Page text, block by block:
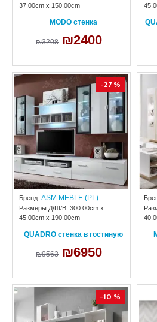
37.00cm x 150.00cm
MODO стенка
₪3208 ₪2400
-27 %
Бренд: ASM MEBLE (PL)
Размеры Д/Ш/В: 300.00cm x
45.00cm x 190.00cm
QUADRO стенка в гостиную
₪9563 ₪6950
-10 %